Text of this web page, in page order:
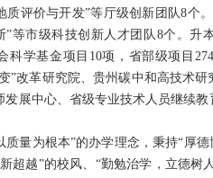
质评价与开发”等厅级创新团队8个
等市级科技创新人才团队8个。升
学基金项目10项，省部级项目
”改革研究院、贵州碳中和高技术
展中心、省级专业技术人员继续
量为根本”的办学理念，秉持“厚
超越”的校风、“勤勉治学，立德树